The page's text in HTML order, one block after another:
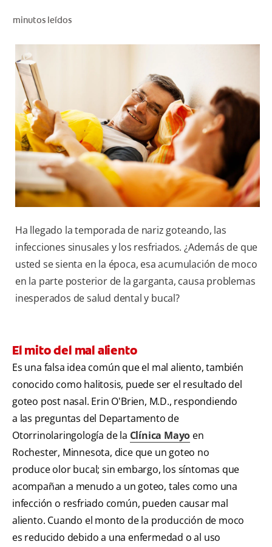
PARA PROFESIONALES
CUPONES
SUSCRÍBASE
minutos leídos
Ha llegado la temporada de nariz goteando, las
infecciones sinusales y los resfriados. ¿Además de que
usted se sienta en la época, esa acumulación de moco
en la parte posterior de la garganta, causa problemas
inesperados de salud dental y bucal?
El mito del mal aliento
Es una falsa idea común que el mal aliento, también
conocido como halitosis, puede ser el resultado del
goteo post nasal. Erin O'Brien, M.D., respondiendo
a las preguntas del Departamento de
Otorrinolaringología de la Clínica Mayo en
Rochester, Minnesota, dice que un goteo no
produce olor bucal; sin embargo, los síntomas que
acompañan a menudo a un goteo, tales como una
infección o resfriado común, pueden causar mal
aliento. Cuando el monto de la producción de moco
es reducido debido a una enfermedad o al uso